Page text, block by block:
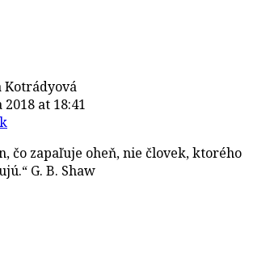
Kotrádyová
2018 at 18:41
čo zapaľuje oheň, nie človek, ktorého
G. B. Shaw